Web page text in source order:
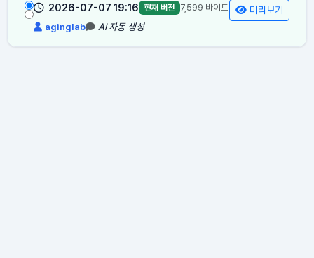
2026-07-07 19:16 현재 버전 7,599 바이트
aginglab AI 자동 생성
미리보기